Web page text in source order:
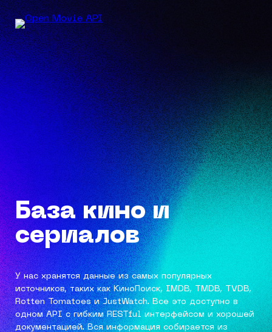
База кино и
сериалов
У нас хранятся данные из самых популярных
источников, таких как КиноПоиск, IMDB, TMDB, TVDB,
Rotten Tomatoes и JustWatch. Все это доступно в
одном API с гибким RESTful интерфейсом и хорошей
документацией. Вся информация собирается из